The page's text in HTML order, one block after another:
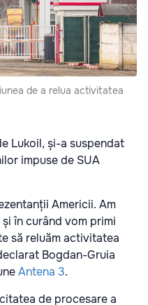
de a relua activitatea
Lukoil, și-a suspendat
impuse de SUA
Americii. Am
în curând vom primi
să reluăm activitatea
Bogdan-Gruia
Antena 3.
de procesare a